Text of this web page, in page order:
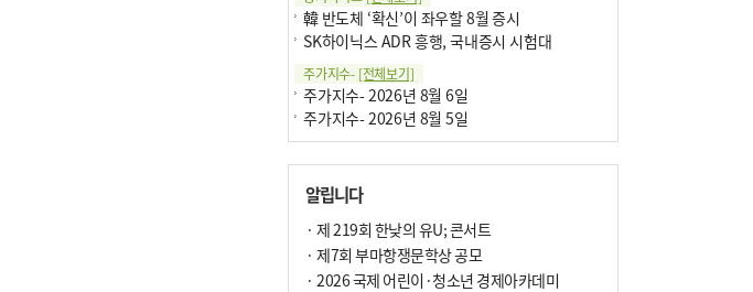
韓 반도체 ‘확신’이 좌우할 8월 증시
SK하이닉스 ADR 흥행, 국내증시 시험대
주가지수- [전체보기]
주가지수- 2026년 8월 6일
주가지수- 2026년 8월 5일
알립니다
· 제 219회 한낮의 유U; 콘서트
· 제7회 부마항쟁문학상 공모
· 2026 국제 어린이·청소년 경제아카데미